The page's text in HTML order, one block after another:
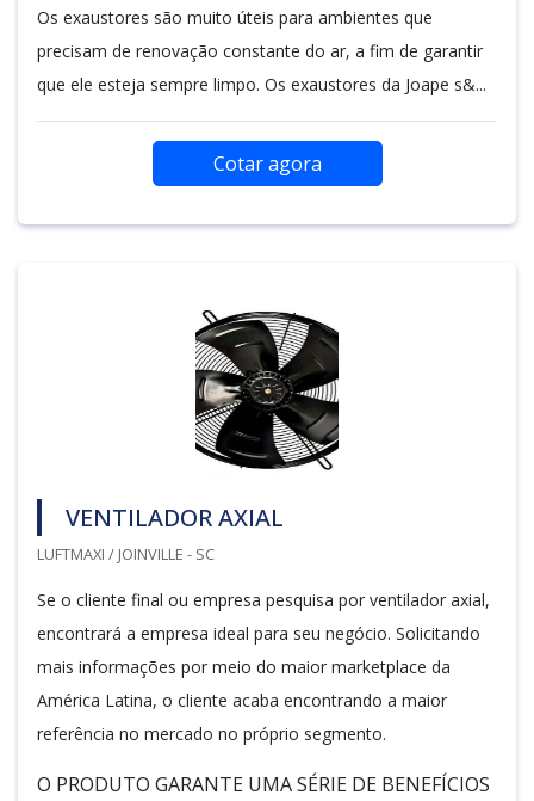
Os exaustores são muito úteis para ambientes que
precisam de renovação constante do ar, a fim de garantir
que ele esteja sempre limpo. Os exaustores da Joape s&...
Cotar agora
VENTILADOR AXIAL
LUFTMAXI / JOINVILLE - SC
Se o cliente final ou empresa pesquisa por ventilador axial,
encontrará a empresa ideal para seu negócio. Solicitando
mais informações por meio do maior marketplace da
América Latina, o cliente acaba encontrando a maior
referência no mercado no próprio segmento.
O PRODUTO GARANTE UMA SÉRIE DE BENEFÍCIOS